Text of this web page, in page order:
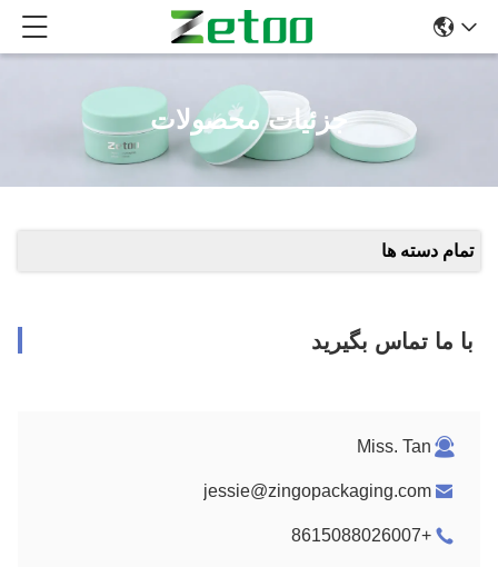
جزئیات محصولات
تمام دسته ها
با ما تماس بگیرید
Miss. Tan
jessie@zingopackaging.com
+8615088026007